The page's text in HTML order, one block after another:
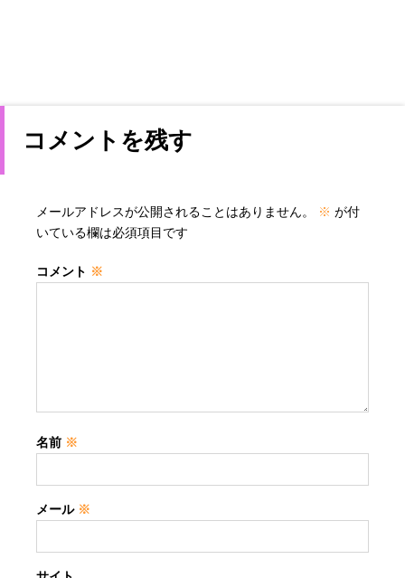
コメントを残す
メールアドレスが公開されることはありません。 ※ が付
いている欄は必須項目です
コメント ※
名前 ※
メール ※